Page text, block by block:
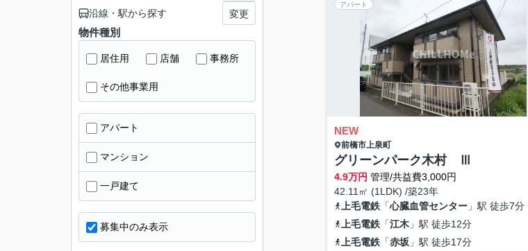
アパート
NEW
前橋市上泉町
グリーンパーク木村 Ⅲ
4.9万円 管理/共益費3,000円
42.11㎡ (1LDK) /築23年
上毛電鉄「心臓血管センター」駅 徒歩7分
上毛電鉄「江木」駅 徒歩12分
上毛電鉄「赤坂 」駅 徒歩17分
沿線・駅から探す 変更
物件種別
居住用 店舗 事務所
その他事業用
アパート
マンション
一戸建て
募集中のみ表示